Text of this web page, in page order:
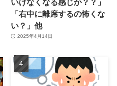
いけなくなる感じか？？」
「右中に離席するの怖くな
い？」他
2025年4月14日